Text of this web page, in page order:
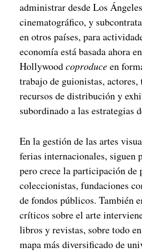
administrar desde Los
cinematográfico, y
en otros países, para
economía está basada ahora
Hollywoodcoproduceen
trabajo de guionistas,
recursos de distribución y
subordinado a las estrategias
En la gestión de las artes
ferias internacionales, siguen
pero crece la participación de
coleccionistas, fundaciones
de fondos públicos. También
críticos sobre el arte
libros y revistas, sobre todo
mapa más diversificado de